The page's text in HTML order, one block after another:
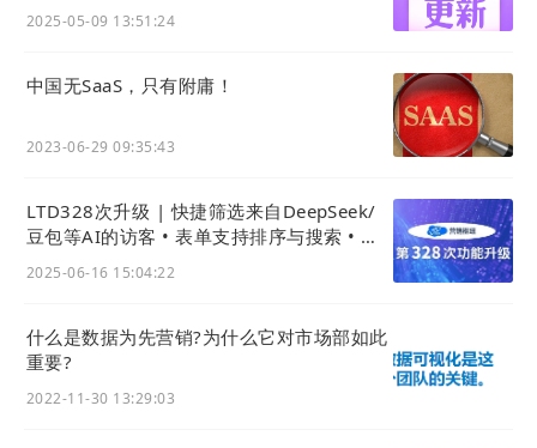
①：添加目录
2025-05-09 13:51:24
中国无SaaS，只有附庸！
2023-06-29 09:35:43
LTD328次升级 | 快捷筛选来自DeepSeek/
豆包等AI的访客 • 表单支持排序与搜索 • 企
2025-06-16 15:04:22
什么是数据为先营销?为什么它对市场部如此
重要?
2022-11-30 13:29:03